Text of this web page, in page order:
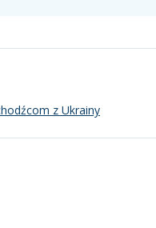
z Ukrainy